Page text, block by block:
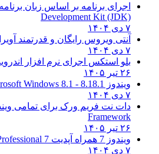
اجرای برنامه بر اساس زبان برنامه
Development Kit (JDK)
آنتی ویروس رایگان و قدرتمند آویرا
بلو استکس اجرای نرم افزار اندروید در
ویندوز 8.18.1 - Microsoft Windows 8.1
دات نت فریم ورک برای تمامی ویندوزها
Framework
ویندوز 7 همراه آپدیت 7 SP1
Professional